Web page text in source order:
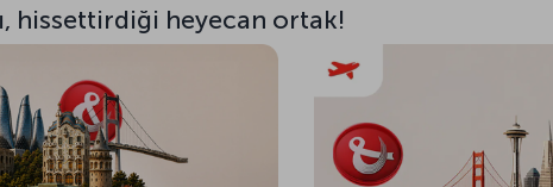
hissettirdiği heyecan ortak!